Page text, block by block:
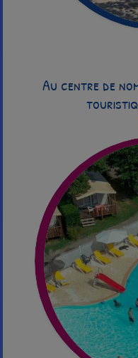
Au centre de